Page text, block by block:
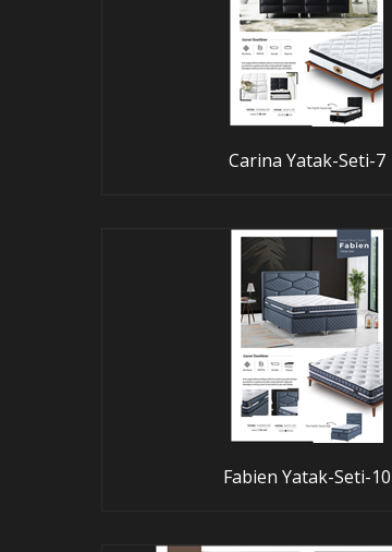
Carina Yatak-Seti-7
Fabien Yatak-Seti-10